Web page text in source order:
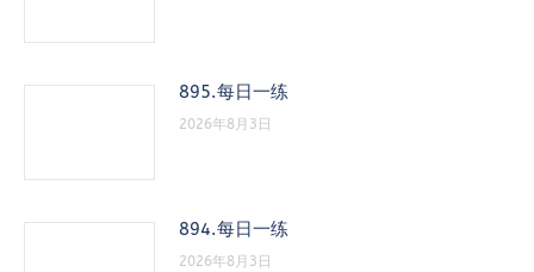
895.每日一练
2026年8月3日
894.每日一练
2026年8月3日